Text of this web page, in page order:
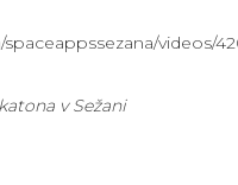
videos/
v Sežani